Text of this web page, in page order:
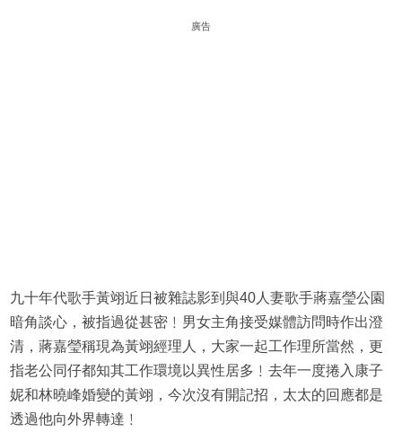
廣告
九十年代歌手黃翊近日被雜誌影到與40人妻歌手蔣嘉瑩公園
暗角談心，被指過從甚密﹗男女主角接受媒體訪問時作出澄
清，蔣嘉瑩稱現為黃翊經理人，大家一起工作理所當然，更
指老公同仔都知其工作環境以異性居多﹗去年一度捲入康子
妮和林曉峰婚變的黃翊，今次沒有開記招，太太的回應都是
透過他向外界轉達﹗